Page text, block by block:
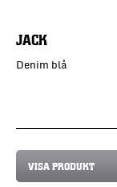
JACK
Denim blå
VISA PRODUKT